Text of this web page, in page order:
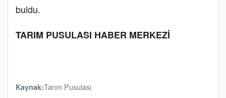
buldu.
TARIM PUSULASI HABER MERKEZİ
Kaynak:Tarım Pusulası